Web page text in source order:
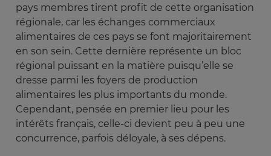
pays membres tirent profit de cette organisation
régionale, car les échanges commerciaux
alimentaires de ces pays se font majoritairement
en son sein. Cette dernière représente un bloc
régional puissant en la matière puisqu’elle se
dresse parmi les foyers de production
alimentaires les plus importants du monde.
Cependant, pensée en premier lieu pour les
intérêts français, celle-ci devient peu à peu une
concurrence, parfois déloyale, à ses dépens.